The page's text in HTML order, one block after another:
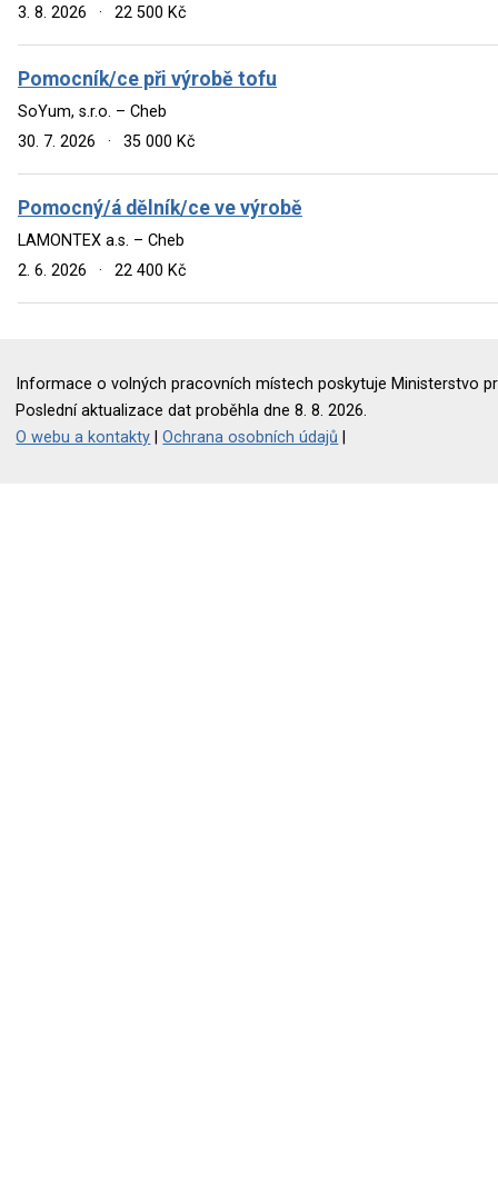
3. 8. 2026
· 22 500 Kč
Pomocník/ce při výrobě tofu
SoYum, s.r.o. – Cheb
30. 7. 2026
· 35 000 Kč
Pomocný/á dělník/ce ve výrobě
LAMONTEX a.s. – Cheb
2. 6. 2026
· 22 400 Kč
Informace o volných pracovních místech poskytuje Ministerstvo
Poslední aktualizace dat proběhla dne 8. 8. 2026.
O webu a kontakty |Ochrana osobních údajů